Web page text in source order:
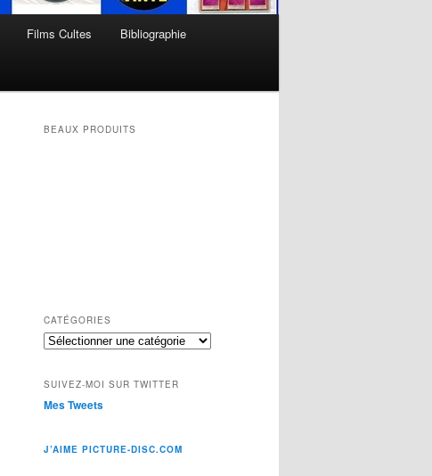
Films Cultes Bibliographie
BEAUX PRODUITS
CATÉGORIES
Catégories
SUIVEZ-MOI SUR TWITTER
Mes Tweets
J’AIME PICTURE-DISC.COM